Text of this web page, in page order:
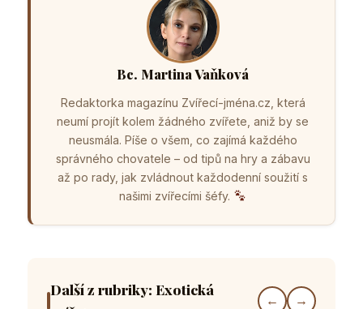
Bc. Martina Vaňková
Redaktorka magazínu Zvířecí-jména.cz, která
neumí projít kolem žádného zvířete, aniž by se
neusmála. Píše o všem, co zajímá každého
správného chovatele – od tipů na hry a zábavu
až po rady, jak zvládnout každodenní soužití s
našimi zvířecími šéfy.
Další z rubriky: Exotická
← →